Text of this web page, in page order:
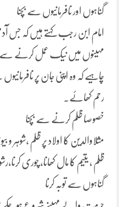
گناہوں اور نافرمانیوں سے بچنا
امام ابن رجب کہتے ہیں کہ جس
مہینوں میں نیک عمل کرنے سے
چاہیے کہ وہ اپنی جان پر
رحم کھائے۔
خصوصا ظلم کرنے سے بچنا
مثلاوالدین کا اولاد پر ظلم
ظلم ، یتیم کا مال کھانا، چوری
گناہوں سے توبہ کرنا